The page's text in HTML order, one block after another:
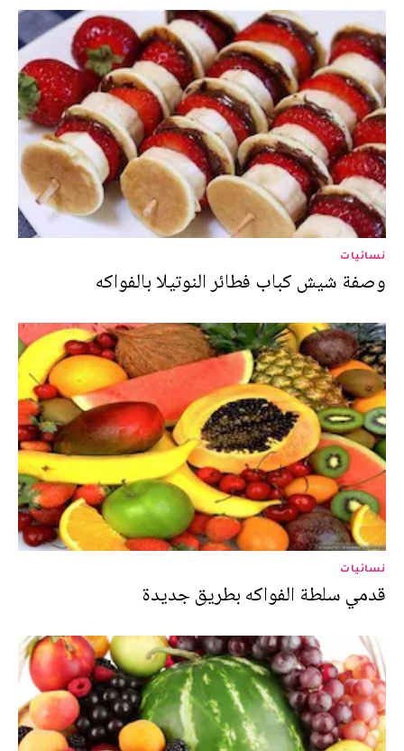
نسائيات
وصفة شيش كباب فطائر النوتيلا بالفواكه
نسائيات
قدمي سلطة الفواكه بطريق جديدة